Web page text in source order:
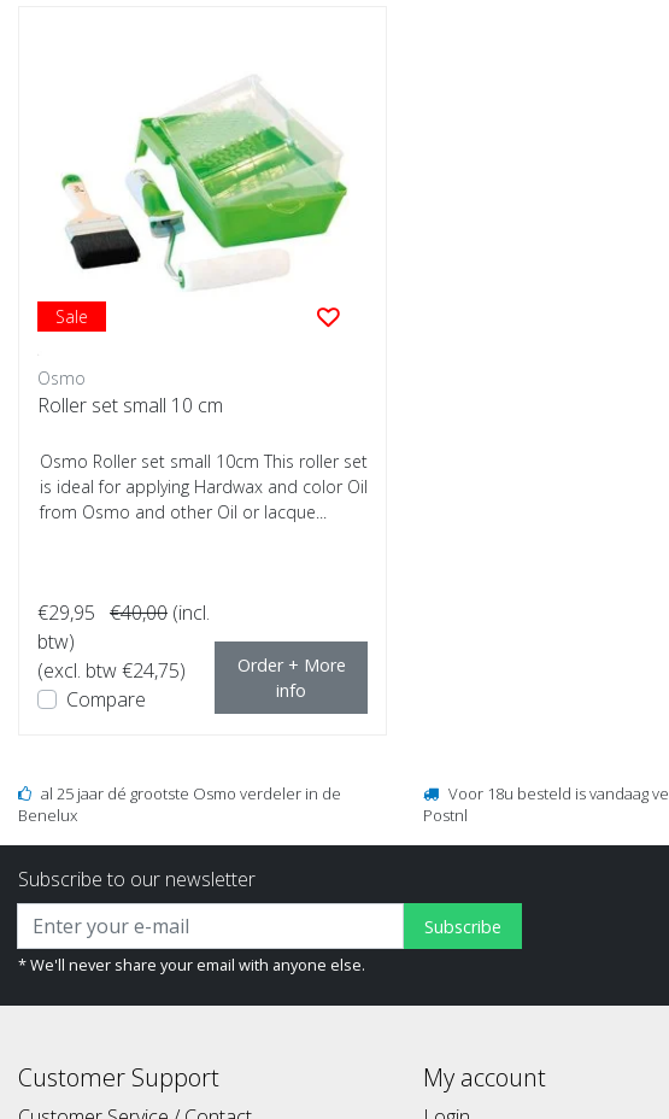
Sale
Osmo
Roller set small 10 cm
Osmo Roller set small 10cm This roller set
is ideal for applying Hardwax and color Oil
from Osmo and other Oil or lacque...
€29,95 €40,00 (incl.
btw)
(excl. btw €24,75)
Compare
Order + More
info
al 25 jaar dé grootste Osmo verdeler in de
Benelux
Voor 18u besteld is vandaag
Postnl
Subscribe to our newsletter
Subscribe
* We'll never share your email with anyone else.
Customer Support My account